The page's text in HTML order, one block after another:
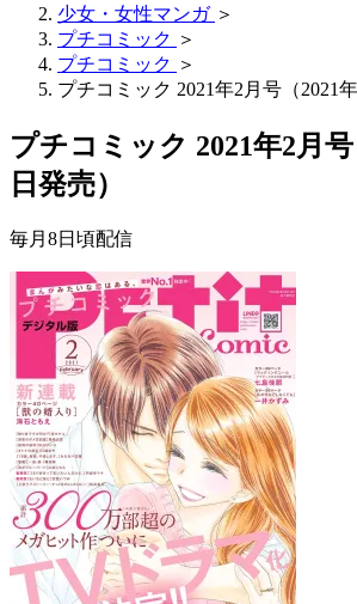
少女・女性マンガ ＞
プチコミック ＞
プチコミック ＞
プチコミック 2021年2月号（2021
プチコミック 2021年2月
日発売）
毎月8日頃配信